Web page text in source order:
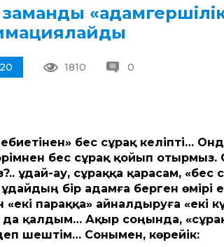
«адамгершілік
1810 0
бес сұрақ келіпті…
бес сұрақ қойып
Құдай-ау, сұраққа қарасам,
бір адамға берген
«екі параққа» айналдыруға
қалдым… Ақыр соңында,
шештім… Сонымен, көрейік: